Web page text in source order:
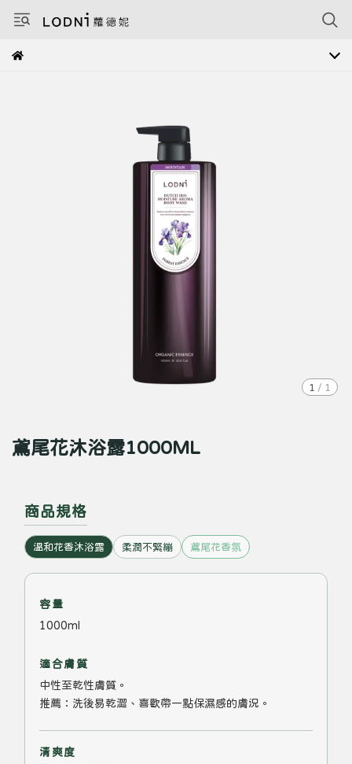
1 / 1
鳶尾花沐浴露1000ML
商品規格
溫和花香沐浴露 柔潤不緊繃 鳶尾花香氛
容量
1000ml
適合膚質
中性至乾性膚質。
推薦：洗後易乾澀、喜歡帶一點保濕感的膚況。
清爽度